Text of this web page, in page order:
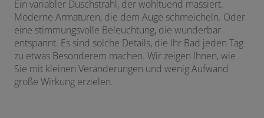
Ein variabler Duschstrahl, der wohltuend massiert.
Moderne Armaturen, die dem Auge schmeicheln. Oder
eine stimmungsvolle Beleuchtung, die wunderbar
entspannt. Es sind solche Details, die Ihr Bad jeden Tag
zu etwas Besonderem machen. Wir zeigen Ihnen, wie
Sie mit kleinen Veränderungen und wenig Aufwand
große Wirkung erzielen.